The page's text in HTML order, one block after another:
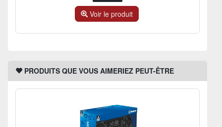
Voir le produit
PRODUITS QUE VOUS AIMERIEZ PEUT-ÊTRE